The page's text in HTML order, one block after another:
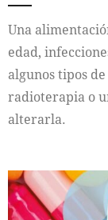
Una
edad,
algunos tipos
radioterapia o
alterarla.